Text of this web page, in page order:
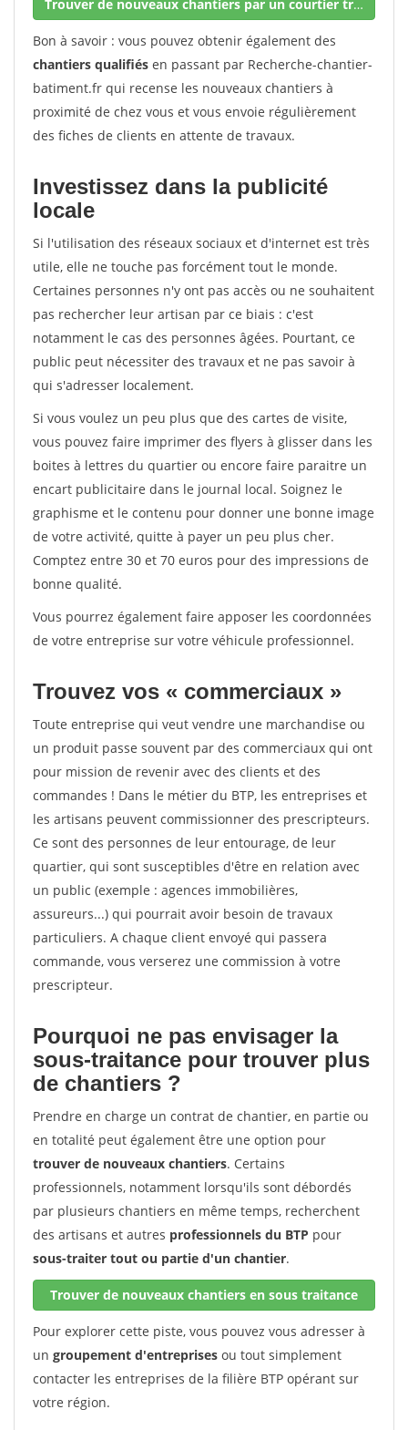
Trouver de nouveaux chantiers par un courtier travaux
Bon à savoir : vous pouvez obtenir également des
chantiers qualifiés en passant par Recherche-chantier-
batiment.fr qui recense les nouveaux chantiers à
proximité de chez vous et vous envoie régulièrement
des fiches de clients en attente de travaux.
Investissez dans la publicité
locale
Si l'utilisation des réseaux sociaux et d'internet est très
utile, elle ne touche pas forcément tout le monde.
Certaines personnes n'y ont pas accès ou ne souhaitent
pas rechercher leur artisan par ce biais : c'est
notamment le cas des personnes âgées. Pourtant, ce
public peut nécessiter des travaux et ne pas savoir à
qui s'adresser localement.
Si vous voulez un peu plus que des cartes de visite,
vous pouvez faire imprimer des flyers à glisser dans les
boites à lettres du quartier ou encore faire paraitre un
encart publicitaire dans le journal local. Soignez le
graphisme et le contenu pour donner une bonne image
de votre activité, quitte à payer un peu plus cher.
Comptez entre 30 et 70 euros pour des impressions de
bonne qualité.
Vous pourrez également faire apposer les coordonnées
de votre entreprise sur votre véhicule professionnel.
Trouvez vos « commerciaux »
Toute entreprise qui veut vendre une marchandise ou
un produit passe souvent par des commerciaux qui ont
pour mission de revenir avec des clients et des
commandes ! Dans le métier du BTP, les entreprises et
les artisans peuvent commissionner des prescripteurs.
Ce sont des personnes de leur entourage, de leur
quartier, qui sont susceptibles d'être en relation avec
un public (exemple : agences immobilières,
assureurs...) qui pourrait avoir besoin de travaux
particuliers. A chaque client envoyé qui passera
commande, vous verserez une commission à votre
prescripteur.
Pourquoi ne pas envisager la
sous-traitance pour trouver plus
de chantiers ?
Prendre en charge un contrat de chantier, en partie ou
en totalité peut également être une option pour
trouver de nouveaux chantiers. Certains
professionnels, notamment lorsqu'ils sont débordés
par plusieurs chantiers en même temps, recherchent
des artisans et autres professionnels du BTP pour
sous-traiter tout ou partie d'un chantier.
Trouver de nouveaux chantiers en sous traitance
Pour explorer cette piste, vous pouvez vous adresser à
un groupement d'entreprises ou tout simplement
contacter les entreprises de la filière BTP opérant sur
votre région.